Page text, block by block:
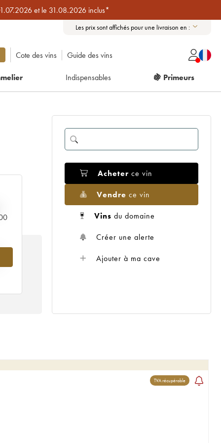
et le 31.08.2026 inclus*
Les prix sont affichés pour une livraison en :
Cote des vins Guide des vins
Indispensables 🍇 Primeurs
Acheter ce vin
Vendre ce vin
Vins du domaine
Créer une alerte
Ajouter à ma cave
TVA récupérable